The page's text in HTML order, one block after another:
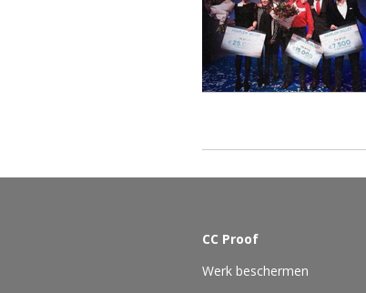
CC Proof
Werk beschermen